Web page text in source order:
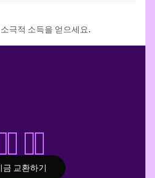
극적 소득을 얻으세요.
금 교환하기